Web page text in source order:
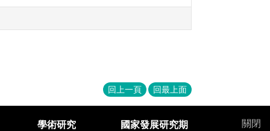
回上一頁 回最上面
關閉
學術研究
國家發展研究期